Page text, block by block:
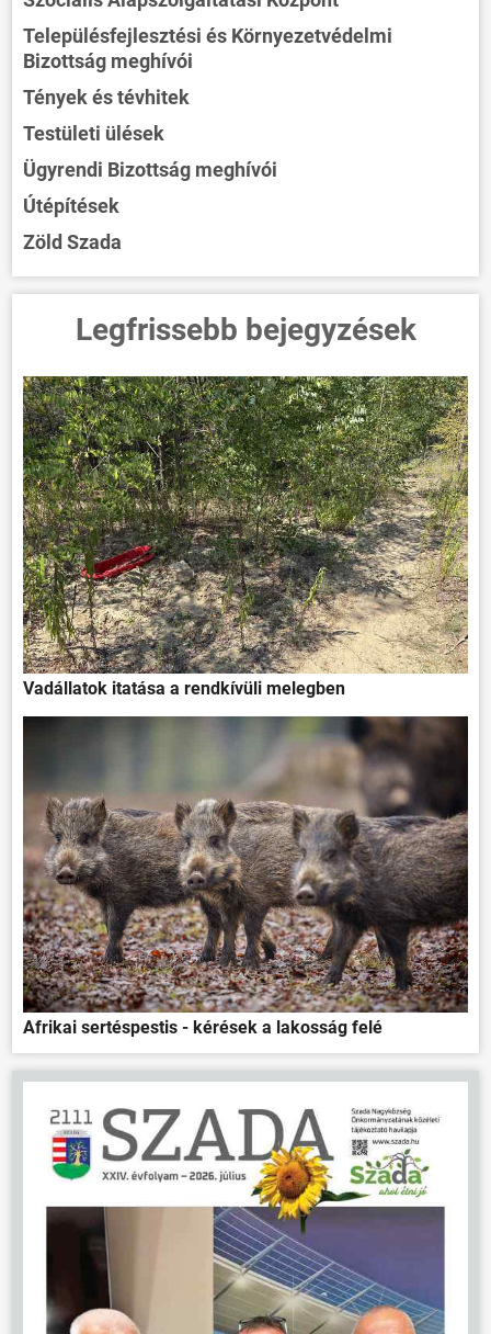
Településfejlesztési és Környezetvédelmi
Bizottság meghívói
Tények és tévhitek
Testületi ülések
Ügyrendi Bizottság meghívói
Útépítések
Zöld Szada
Legfrissebb bejegyzések
Vadállatok itatása a rendkívüli melegben
Afrikai sertéspestis - kérések a lakosság felé